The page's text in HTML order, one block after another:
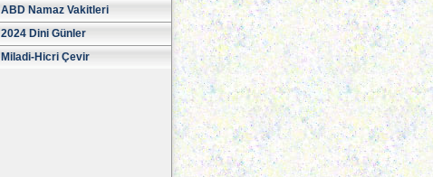
ABD Namaz Vakitleri
2024 Dini Günler
Miladi-Hicri Çevir